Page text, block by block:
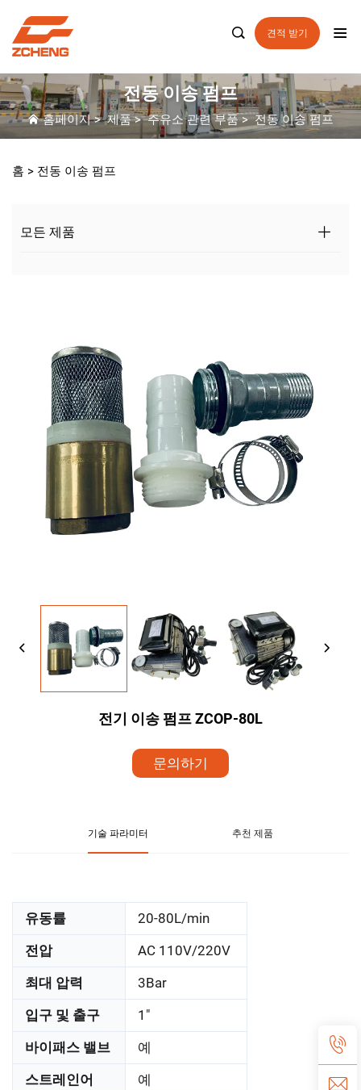
 견적 받기
전동 이송 펌프
홈페이지>제품>주유소 관련 부품>전동 이송 펌프
홈 > 전동 이송 펌프
모든 제품
전기 이송 펌프 ZCOP-80L
문의하기
기술 파라미터 추천 제품
유동률
20-80L/min
전압
AC 110V/220V
최대 압력
3Bar
입구 및 출구
1"
바이패스 밸브
예
스트레인어
예